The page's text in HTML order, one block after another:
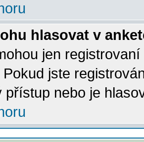
hlasovat v
jen
jste
přístup nebo je